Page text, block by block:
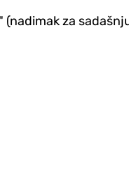
(nadimak za